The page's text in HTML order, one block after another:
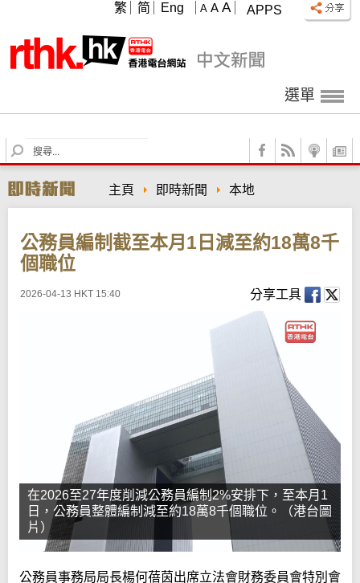
APPS
A A A
繁 简 Eng
選單
S
e
r
c
主頁 即時新聞 本地
公務員編制截至本月1日減至約18萬8千
個職位
2026-04-13 HKT 15:40 分享工具
在2026至27年度削減公務員編制2%安排下，至本月1
日，公務員整體編制減至約18萬8千個職位。（港台圖
片）
公務員事務局局長楊何蓓茵出席立法會財務委員會特別會